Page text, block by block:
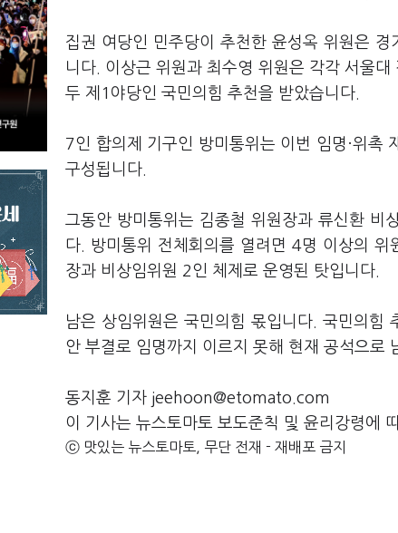
집권 여당인 민주당이 추천한 윤성옥 위원은
니다. 이상근 위원과 최수영 위원은 각각 서울
두 제1야당인 국민의힘 추천을 받았습니다.
7인 합의제 기구인 방미통위는 이번 임명·위촉
구성됩니다.
그동안 방미통위는 김종철 위원장과 류신환 비
다. 방미통위 전체회의를 열려면 4명 이상의
장과 비상임위원 2인 체제로 운영된 탓입니다.
남은 상임위원은 국민의힘 몫입니다. 국민의힘
안 부결로 임명까지 이르지 못해 현재 공석으로
동지훈 기자 jeehoon@etomato.com
이 기사는 뉴스토마토 보도준칙 및 윤리강령에
ⓒ 맛있는 뉴스토마토, 무단 전재 - 재배포 금지